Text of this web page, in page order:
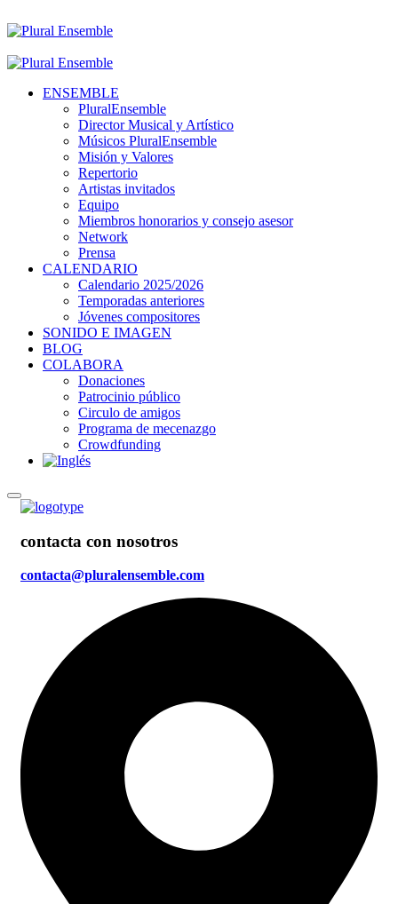
ENSEMBLE
PluralEnsemble
Director Musical y Artístico
Músicos PluralEnsemble
Misión y Valores
Repertorio
Artistas invitados
Equipo
Miembros honorarios y consejo asesor
Network
Prensa
CALENDARIO
Calendario 2025/2026
Temporadas anteriores
Jóvenes compositores
SONIDO E IMAGEN
BLOG
COLABORA
Donaciones
Patrocinio público
Circulo de amigos
Programa de mecenazgo
Crowdfunding
contacta con nosotros
contacta@pluralensemble.com